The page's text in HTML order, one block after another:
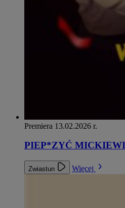
Premiera 13.02.2026 r.
PIEP*ZYĆ
Zwiastun Więcej